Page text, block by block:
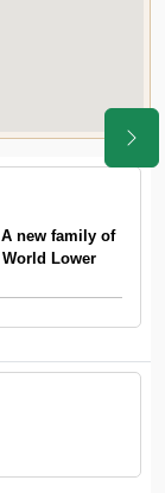
A new family of
Lower